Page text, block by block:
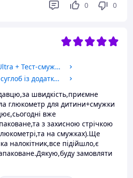
0 0
Набір Глюкометр 2B Ultra + Тест-смужки 2B Ultra, 50 штук
Бандаж на ліктьовий суглоб із додатковою фіксацією Dr.Frei Sport S8321, універсальний розмір S - XL
швидкість,приємне
глюкометр для дитини+смужки
вже
з захисною стрічкою
на смужках).Ще
налокітник,все підійшло,є
замовляти